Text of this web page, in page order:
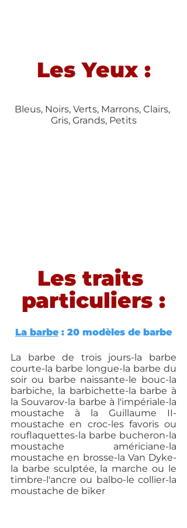
Les Yeux :
Bleus, Noirs, Verts, Marrons, Clairs,
Gris, Grands, Petits
Les traits
particuliers :
La barbe : 20 modèles de barbe
La barbe de trois jours-la barbe
courte-la barbe longue-la barbe du
soir ou barbe naissante-le bouc-la
barbiche, la barbichette-la barbe à
la Souvarov-la barbe à l'impériale-la
moustache à la Guillaume II-
moustache en croc-les favoris ou
rouflaquettes-la barbe bucheron-la
moustache américiane-la
moustache en brosse-la Van Dyke-
la barbe sculptée, la marche ou le
timbre-l'ancre ou balbo-le collier-la
moustache de biker